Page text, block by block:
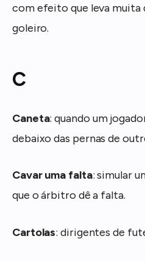
com efeito que leva muita
goleiro.
C
Caneta: quando um
debaixo das pernas de
Cavar uma falta: simular
que o árbitro dê a falta.
Cartolas: dirigentes de